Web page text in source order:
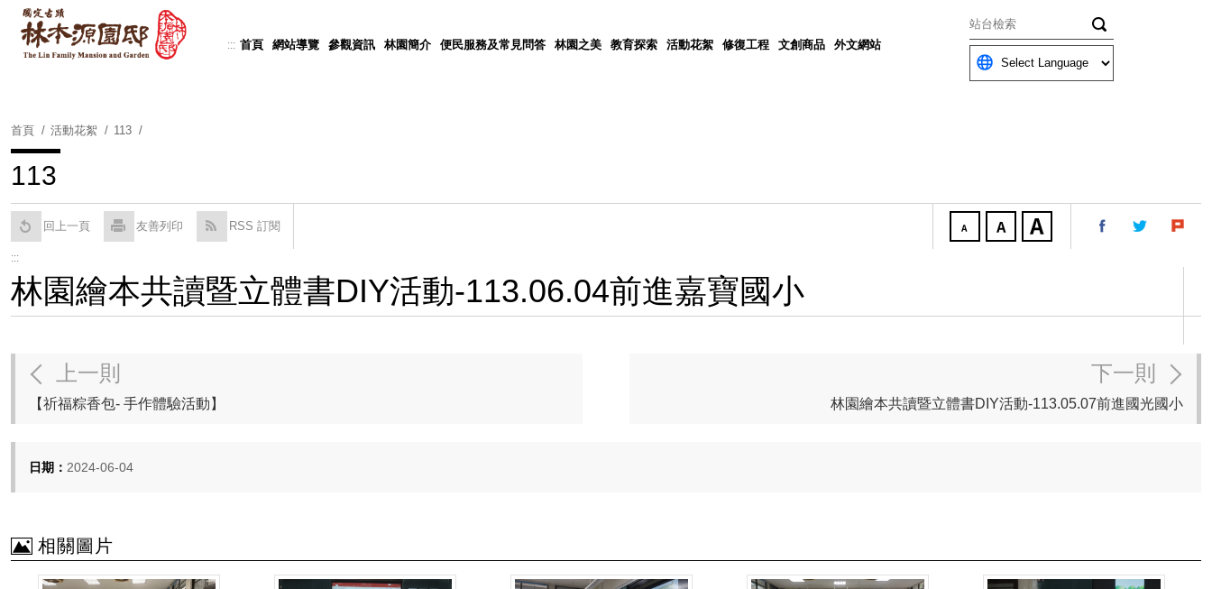
::: 首頁 網站導覽 參觀資訊 林園簡介 便民服務及常見問答 林園之美 教育探索 活動花絮 修復工程 文創商品 外文網站
關鍵字
Powered by Translate
首頁 活動花絮 113
113
回上一頁 友善列印 RSS 訂閱
:::
林園繪本共讀暨立體書DIY活動-113.06.04前進嘉寶國小
上一則
【祈福粽香包- 手作體驗活動】
下一則
林園繪本共讀暨立體書DIY活動-113.05.07前進國光國小
日期： 2024-06-04
相關圖片